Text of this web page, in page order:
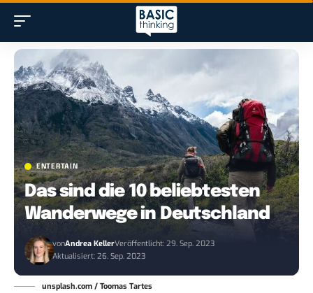
ENTERTAIN
Das sind die 10 beliebtesten
Wanderwege in Deutschland
vonAndrea KellerVeröffentlicht: 29. Sep. 2023
Aktualisiert: 26. Sep. 2023
unsplash.com / Toomas Tartes